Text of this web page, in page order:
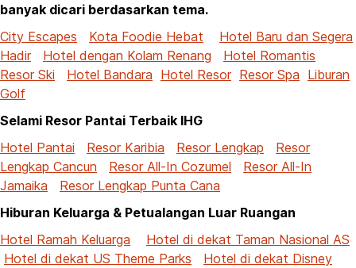
banyak dicari berdasarkan tema.
City Escapes
Kota Foodie Hebat
Hotel Baru dan Segera
Hadir
Hotel dengan Kolam Renang
Hotel Romantis
Resor Ski
Hotel Bandara Hotel Resor Resor Spa Liburan
Golf
Selami Resor Pantai Terbaik IHG
Hotel Pantai
Resor Karibia Resor Lengkap
Resor
Lengkap Cancun
Resor All-In Cozumel
Resor All-In
Jamaika
Resor Lengkap Punta Cana
Hiburan Keluarga & Petualangan Luar Ruangan
Hotel Ramah Keluarga
Hotel di dekat Taman Nasional AS
Hotel di dekat US Theme Parks
Hotel di dekat Disney